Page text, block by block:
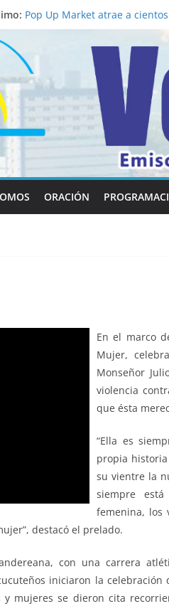
católico para convertirse en
Pop Up Market atrae a
Salud mental a la mesa: la
familia
Lo que tienen en común la
Papa León XIV
Realizadores de Vox Dei
institucional y habilidades en
ORACIÓN
En el marco
Mujer,
Monseñor
violencia
que ésta
“Ella es
propia
su vientre la
siempre
femenina, los
destacó el prelado.
con una carrera
iniciaron la
y mujeres se dieron cita